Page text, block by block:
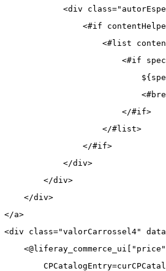
<div
<#if
<#list
<#if
</#if>
</#list>
</#if>
</div>
</div>
</div>
</a>
<div class="valorCarrossel4"